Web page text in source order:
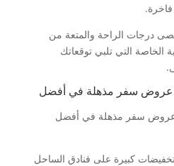
درجات الراحة والمتعة من
الخاصة التي تلبي توقعاتك
عروض سفر مذهلة في أفضل
كبيرة على فنادق الساحل